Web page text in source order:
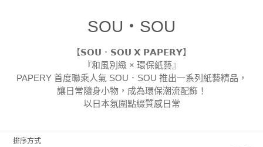
商
品
系
列
:
SOU・SOU
【𝗦𝗢𝗨．𝗦𝗢𝗨 𝗫 𝗣𝗔𝗣𝗘𝗥𝗬】
『和風別緻 × 環保紙藝』
PAPERY 首度聯乘人氣 SOU．SOU 推出一系列紙藝精品，
讓日常隨身小物，成為環保潮流配飾！
以日本氛圍點綴質感日常
排序方式